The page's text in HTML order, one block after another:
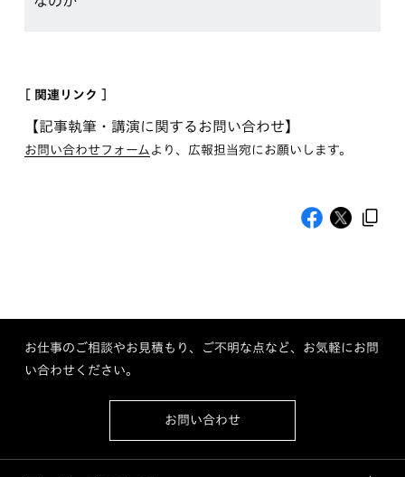
[ 関連リンク ]
【記事執筆・講演に関するお問い合わせ】
お問い合わせフォーム より、広報担当宛にお願いします。
お仕事のご相談やお見積もり、ご不明な点など、お気軽にお問
い合わせください。
お問い合わせ